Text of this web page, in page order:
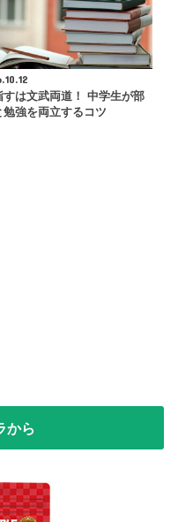
すは文武両道！ 中学生が部
勉強を両立するコツ
から